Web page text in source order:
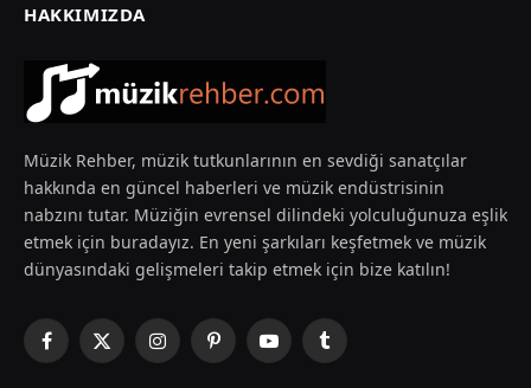
HAKKIMIZDA
Müzik Rehber, müzik tutkunlarının en sevdiği sanatçılar
hakkında en güncel haberleri ve müzik endüstrisinin
nabzını tutar. Müziğin evrensel dilindeki yolculuğunuza eşlik
etmek için buradayız. En yeni şarkıları keşfetmek ve müzik
dünyasındaki gelişmeleri takip etmek için bize katılın!
Facebook
X
InstagramPinterestYouTubeTumblr